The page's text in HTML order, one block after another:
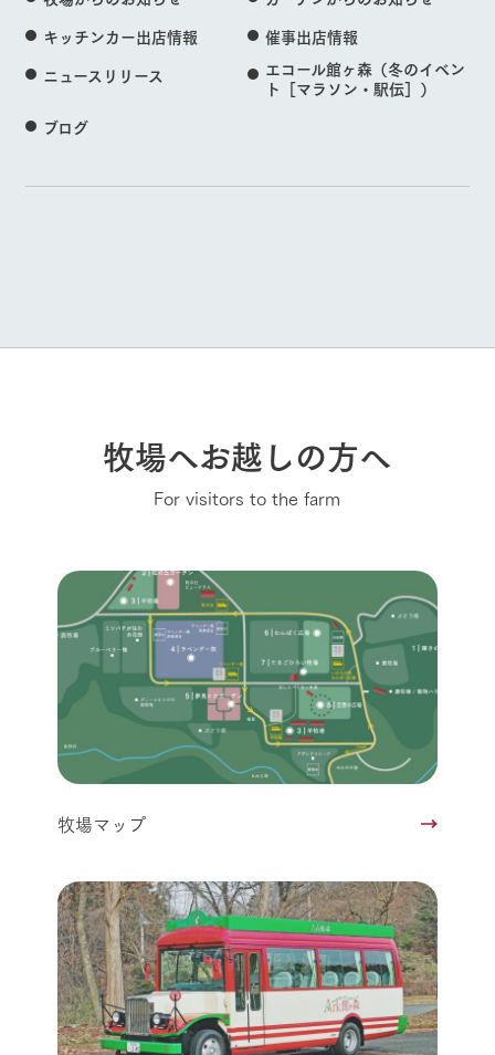
キッチンカー出店情報
催事出店情報
ニュースリリース
エコール館ヶ森（冬のイベン
ト［マラソン・駅伝］）
ブログ
牧場へお越しの方へ
For visitors to the farm
牧場マップ